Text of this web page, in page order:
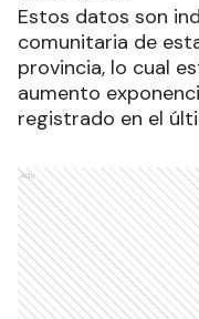
Estos datos son
comunitaria de
provincia, lo cual
aumento
registrado en el
Ads